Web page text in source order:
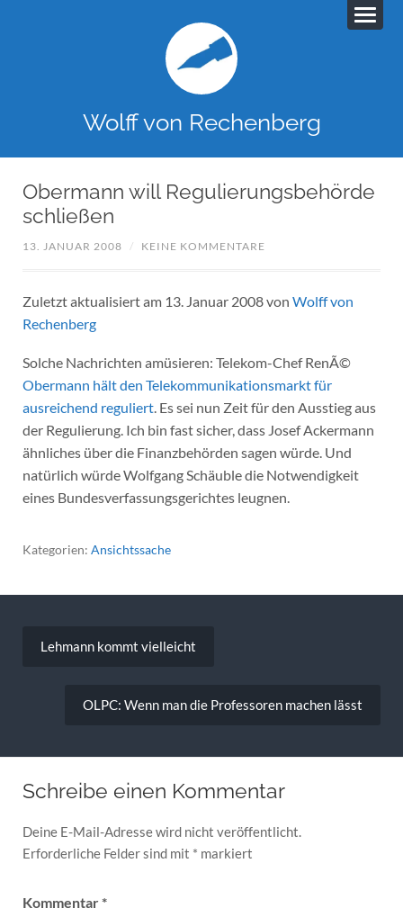
Wolff von Rechenberg
Obermann will Regulierungsbehörde
schließen
13. JANUAR 2008 / KEINE KOMMENTARE
Zuletzt aktualisiert am 13. Januar 2008 von Wolff von
Rechenberg
Solche Nachrichten amüsieren: Telekom-Chef RenÃ©
Obermann hält den Telekommunikationsmarkt für
ausreichend reguliert. Es sei nun Zeit für den Ausstieg aus
der Regulierung. Ich bin fast sicher, dass Josef Ackermann
ähnliches über die Finanzbehörden sagen würde. Und
natürlich würde Wolfgang Schäuble die Notwendigkeit
eines Bundesverfassungsgerichtes leugnen.
Kategorien: Ansichtssache
Lehmann kommt vielleicht
OLPC: Wenn man die Professoren machen lässt
Schreibe einen Kommentar
Deine E-Mail-Adresse wird nicht veröffentlicht.
Erforderliche Felder sind mit * markiert
Kommentar*